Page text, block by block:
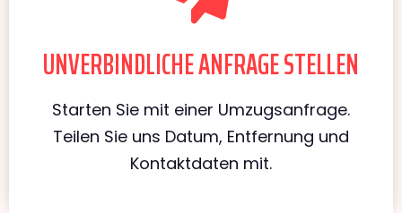
UNVERBINDLICHE ANFRAGE STELLEN
Starten Sie mit einer Umzugsanfrage.
Teilen Sie uns Datum, Entfernung und
Kontaktdaten mit.